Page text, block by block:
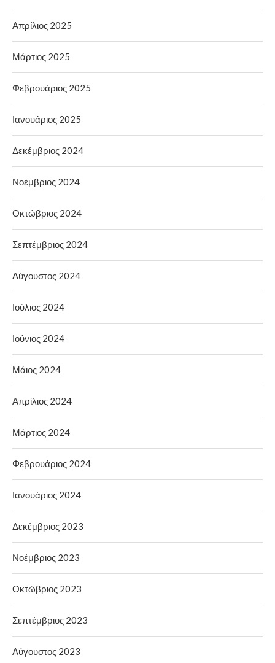
Απρίλιος 2025
Μάρτιος 2025
Φεβρουάριος 2025
Ιανουάριος 2025
Δεκέμβριος 2024
Νοέμβριος 2024
Οκτώβριος 2024
Σεπτέμβριος 2024
Αύγουστος 2024
Ιούλιος 2024
Ιούνιος 2024
Μάιος 2024
Απρίλιος 2024
Μάρτιος 2024
Φεβρουάριος 2024
Ιανουάριος 2024
Δεκέμβριος 2023
Νοέμβριος 2023
Οκτώβριος 2023
Σεπτέμβριος 2023
Αύγουστος 2023